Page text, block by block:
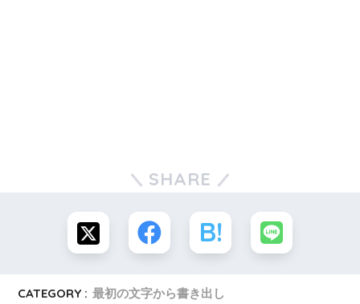
SHARE
CATEGORY : 最初の文字から書き出し